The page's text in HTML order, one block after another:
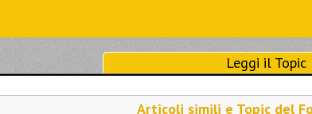
Leggi il Topic
Articoli simili e Topic del